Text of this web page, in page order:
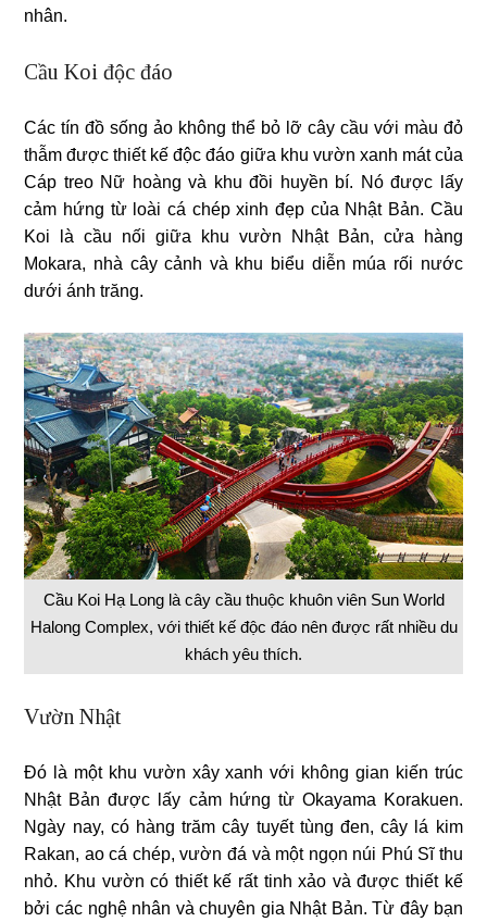
nhân.
Cầu Koi độc đáo
Các tín đồ sống ảo không thể bỏ lỡ cây cầu với màu đỏ
thẫm được thiết kế độc đáo giữa khu vườn xanh mát của
Cáp treo Nữ hoàng và khu đồi huyền bí. Nó được lấy
cảm hứng từ loài cá chép xinh đẹp của Nhật Bản. Cầu
Koi là cầu nối giữa khu vườn Nhật Bản, cửa hàng
Mokara, nhà cây cảnh và khu biểu diễn múa rối nước
dưới ánh trăng.
Cầu Koi Hạ Long là cây cầu thuộc khuôn viên Sun World
Halong Complex, với thiết kế độc đáo nên được rất nhiều du
khách yêu thích.
Vườn Nhật
Đó là một khu vườn xây xanh với không gian kiến ​​trúc
Nhật Bản được lấy cảm hứng từ Okayama Korakuen.
Ngày nay, có hàng trăm cây tuyết tùng đen, cây lá kim
Rakan, ao cá chép, vườn đá và một ngọn núi Phú Sĩ thu
nhỏ. Khu vườn có thiết kế rất tinh xảo và được thiết kế
bởi các nghệ nhân và chuyên gia Nhật Bản. Từ đây bạn